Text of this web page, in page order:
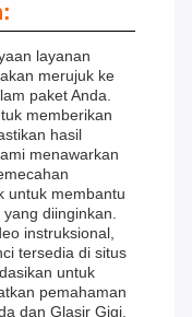
layanan
merujuk ke
paket Anda.
memberikan
hasil
menawarkan
untuk membantu
diinginkan.
instruksional,
tersedia di situs
untuk
pemahaman
dan Glasir Gigi.